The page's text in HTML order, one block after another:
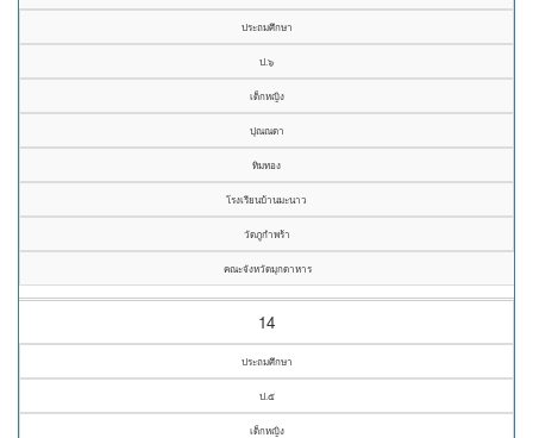
ประถมศึกษา
ป.๖
เด็กหญิง
ปุณณดา
ทิมทอง
โรงเรียนบ้านมะนาว
วัดภูกำพร้า
คณะจังหวัดมุกดาหาร
14
ประถมศึกษา
ป.๕
เด็กหญิง